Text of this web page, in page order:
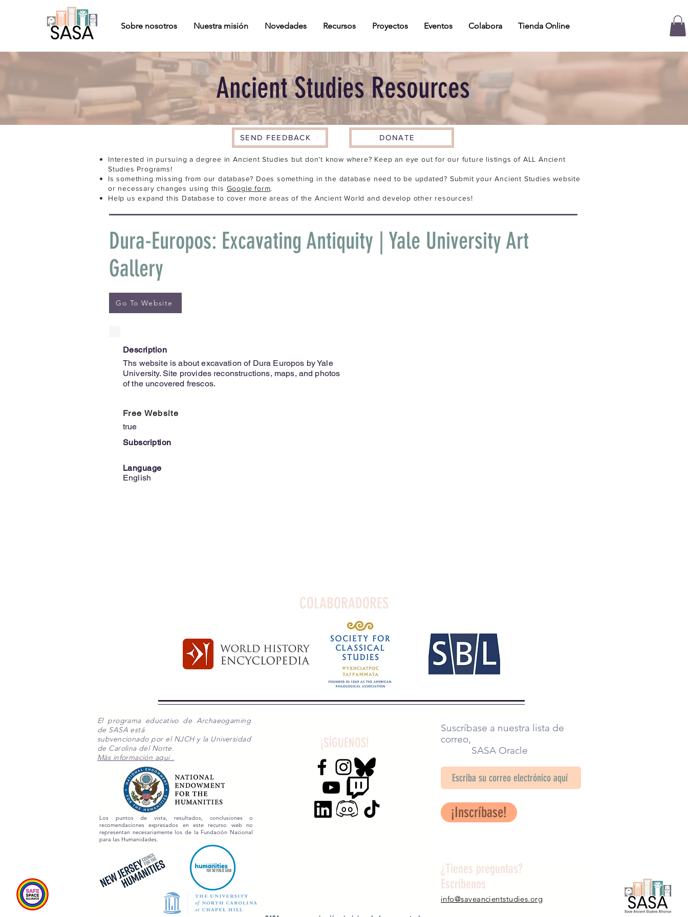
Sobre nosotros Nuestra misión Novedades Recursos Proyectos Eventos Colabora Tienda Online
Ancient Studies Resources
SEND FEEDBACK DONATE
Interested in pursuing a degree in Ancient Studies but don't know where? Keep an eye out for our future listings of ALL Ancient
Studies Programs!
Is something missing from our database? Does something in the database need to be updated? Submit your Ancient Studies website
or necessary changes using this Google form.
Help us expand this Database to cover more areas of the Ancient World and develop other resources!
Dura-Europos: Excavating Antiquity | Yale University Art
Gallery
Go To Website
Description
Ths website is about excavation of Dura Europos by Yale
University. Site provides reconstructions, maps, and photos
of the uncovered frescos.
Free Website
true
Subscription
Language
English
COLABORADORES
El programa educativo de Archaeogaming
de SASA está
subvencionado por el NJCH y la Universidad
de Carolina del Norte.
Más información aqui .
Los puntos de vista, resultados, conclusiones o
recomendaciones expresados en este recurso web no
representan necesariamente los de la Fundación Nacional
para las Humanidades.
¡SÍGUENOS!
Suscríbase a nuestra lista de
correo,
SASA Oracle
¡Inscríbase!
¿Tienes preguntas?
Escríbenos
info@saveancientstudies.org